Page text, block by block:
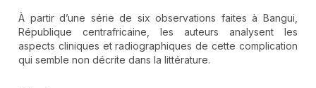
À partir d’une série de six observations faites à Bangui,
République centrafricaine, les auteurs analysent les
aspects cliniques et radiographiques de cette complication
qui semble non décrite dans la littérature.